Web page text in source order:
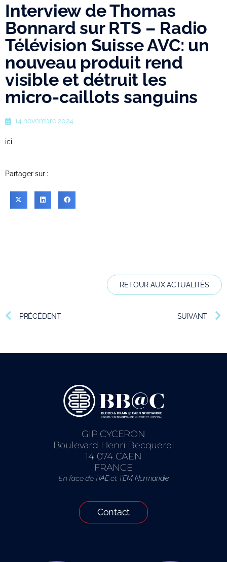
Interview de Thomas
Bonnard sur RTS – Radio
Télévision Suisse AVC: un
nouveau produit rend
visible et détruit les
micro-caillots sanguins
14 novembre 2024
ici
Partager sur :
RETOUR AUX ACTUALITÉS
PRÉCÉDENT SUIVANT
GIP CYCERON
Boulevard Henri Becquerel
14 074 CAEN
FRANCE
En face de l’IAEet l’EM Normandie
Contact